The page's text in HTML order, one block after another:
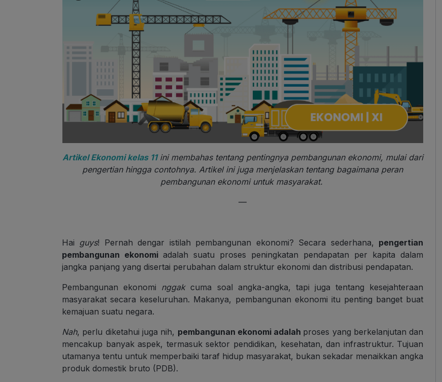
Artikel Ekonomi kelas 11ini membahas tentang pentingnya pembangunan ekonomi, mulai dari
pengertian hingga contohnya. Artikel ini juga menjelaskan tentang bagaimana peran
pembangunan ekonomi untuk masyarakat.
—
Hai guys! Pernah dengar istilah pembangunan ekonomi? Secara sederhana, pengertian
pembangunan ekonomiadalah suatu proses peningkatan pendapatan per kapita dalam
jangka panjang yang disertai perubahan dalam struktur ekonomi dan distribusi pendapatan.
Pembangunan ekonomi nggakcuma soal angka-angka, tapi juga tentang kesejahteraan
masyarakat secara keseluruhan. Makanya, pembangunan ekonomi itu penting banget buat
kemajuan suatu negara.
Nah, perlu diketahui juga nih, pembangunan ekonomi adalah proses yang berkelanjutan dan
mencakup banyak aspek, termasuk sektor pendidikan, kesehatan, dan infrastruktur. Tujuan
utamanya tentu untuk memperbaiki taraf hidup masyarakat, bukan sekadar menaikkan angka
produk domestik bruto (PDB).